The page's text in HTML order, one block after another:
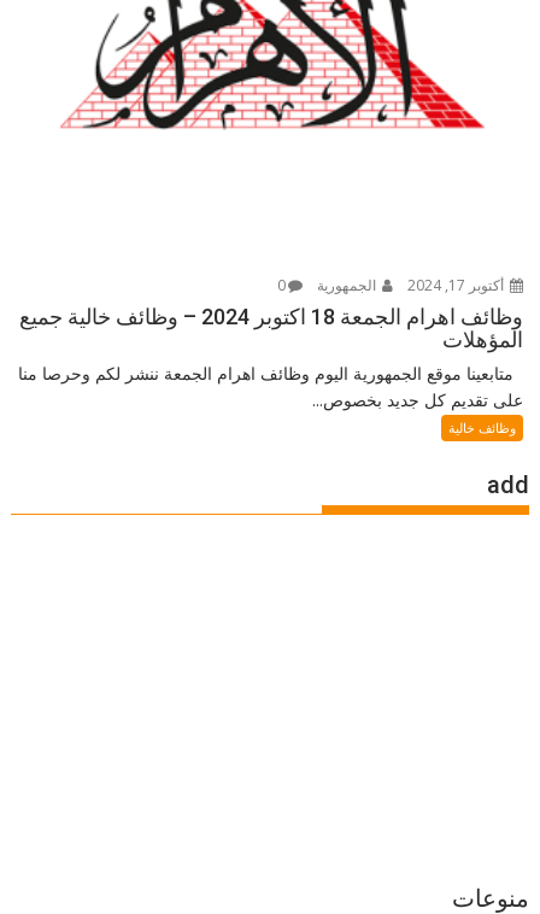
أكتوبر 17, 2024 الجمهورية 0
وظائف اهرام الجمعة 18 اكتوبر 2024 – وظائف خالية جميع
المؤهلات
متابعينا موقع الجمهورية اليوم وظائف اهرام الجمعة ننشر لكم وحرصا منا
على تقديم كل جديد بخصوص...
وظائف خالية
add
منوعات